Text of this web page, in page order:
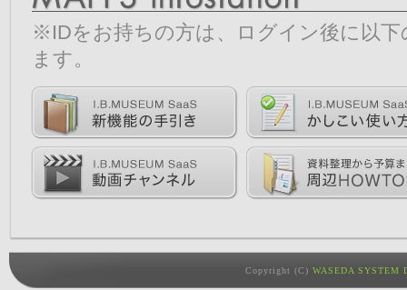
※IDをお持ちの方は、ログイン後に以
ます。
Copyright (C) WASEDA SYSTEM